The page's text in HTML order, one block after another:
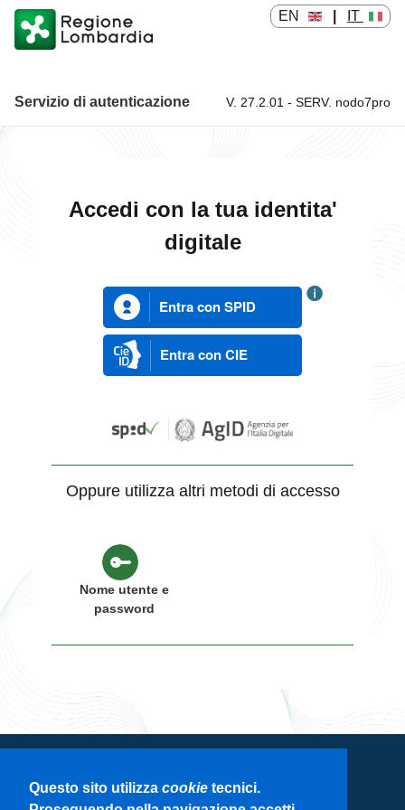
Questo sito utilizza cookie tecnici.
EN IT
Servizio di autenticazione Servizio di autenticazione
V. 27.2.01 - SERV. nodo7pro
Accedi con la tua identita'
digitale
Entra con SPID
Entra con CIE
Oppure utilizza altri metodi di accesso
Nome utente e
password
Servizio di autenticazione di Regione
Lombardia